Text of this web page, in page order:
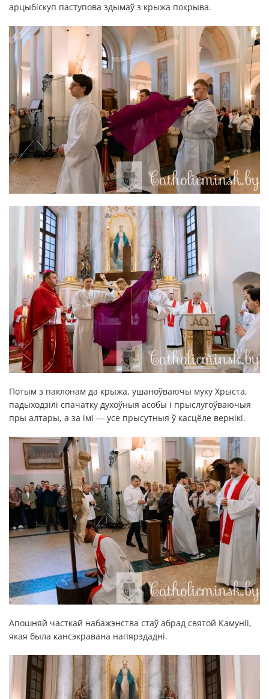
арцыбіскуп паступова здымаў з крыжа покрыва.
Потым з паклонам да крыжа, ушаноўваючы муку Хрыста,
падыходзілі спачатку духоўныя асобы і прыслугоўваючыя
пры алтары, а за імі — усе прысутныя ў касцёле вернікі.
Апошняй часткай набажэнства стаў абрад святой Камуніі,
якая была кансэкравана напярэдадні.